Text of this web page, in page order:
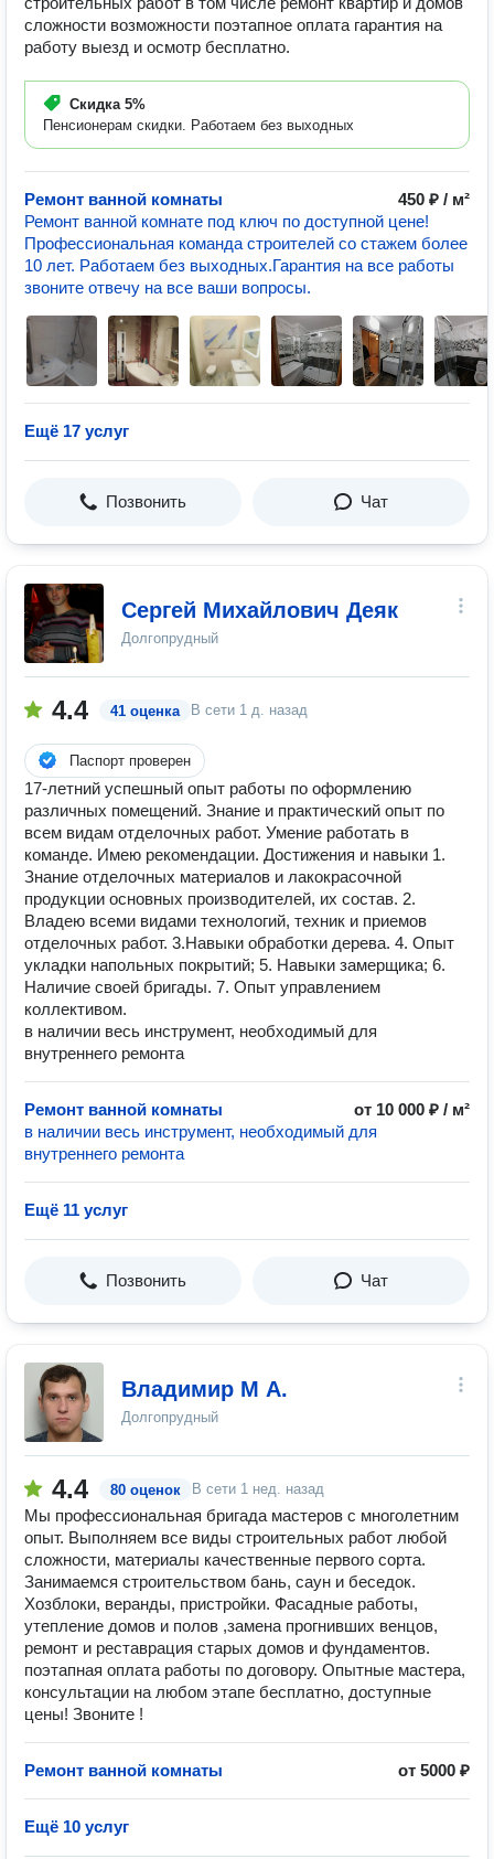
сложности возможности поэтапное оплата гарантия на
работу выезд и осмотр бесплатно.
Скидка 5%
Пенсионерам скидки. Работаем без выходных
Ремонт ванной комнаты
450 ₽ / м²
Ремонт ванной комнате под ключ по доступной цене!
Профессиональная команда строителей со стажем более
10 лет. Работаем без выходных.Гарантия на все работы
звоните отвечу на все ваши вопросы.
Ещё 17 услуг
Позвонить Чат
Сергей Михайлович Деяк
Долгопрудный
4.4 41 оценка В сети 1 д. назад
Паспорт проверен
17-летний успешный опыт работы по оформлению
различных помещений. Знание и практический опыт по
всем видам отделочных работ. Умение работать в
команде. Имею рекомендации. Достижения и навыки 1.
Знание отделочных материалов и лакокрасочной
продукции основных производителей, их состав. 2.
Владею всеми видами технологий, техник и приемов
отделочных работ. 3.Навыки обработки дерева. 4. Опыт
укладки напольных покрытий; 5. Навыки замерщика; 6.
Наличие своей бригады. 7. Опыт управлением
коллективом.
в наличии весь инструмент, необходимый для
внутреннего ремонта
Ремонт ванной комнаты
от 10 000 ₽ / м²
в наличии весь инструмент, необходимый для
внутреннего ремонта
Ещё 11 услуг
Позвонить Чат
Владимир М А.
Долгопрудный
4.4 80 оценок В сети 1 нед. назад
Мы профессиональная бригада мастеров с многолетним
опыт. Выполняем все виды строительных работ любой
сложности, материалы качественные первого сорта.
Занимаемся строительством бань, саун и беседок.
Хозблоки, веранды, пристройки. Фасадные работы,
утепление домов и полов ,замена прогнивших венцов,
ремонт и реставрация старых домов и фундаментов.
поэтапная оплата работы по договору. Опытные мастера,
консультации на любом этапе бесплатно, доступные
цены! Звоните !
Ремонт ванной комнаты от 5000 ₽
Ещё 10 услуг